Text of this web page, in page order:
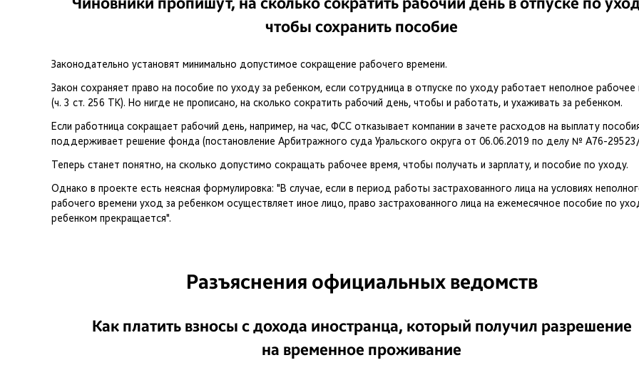
чтобы сохранить пособие
Законодательно установят минимально допустимое сокращение рабочего времени.
Закон сохраняет право на пособие по уходу за ребенком, если сотрудница в отпуске по уходу работает неполное рабочее
(ч. 3 ст. 256 ТК). Но нигде не прописано, на сколько сократить рабочий день, чтобы и работать, и ухаживать за ребенком.
Если работница сокращает рабочий день, например, на час, ФСС отказывает компании в зачете расходов на выплату
поддерживает решение фонда (постановление Арбитражного суда Уральского округа от 06.06.2019 по делу № А76-
Теперь станет понятно, на сколько допустимо сокращать рабочее время, чтобы получать и зарплату, и пособие по уходу.
Однако в проекте есть неясная формулировка: "В случае, если в период работы застрахованного лица на условиях
рабочего времени уход за ребенком осуществляет иное лицо, право застрахованного лица на ежемесячное пособие по
ребенком прекращается".
Разъяснения официальных ведомств
Как платить взносы с дохода иностранца, который получил разрешение
на временное проживание